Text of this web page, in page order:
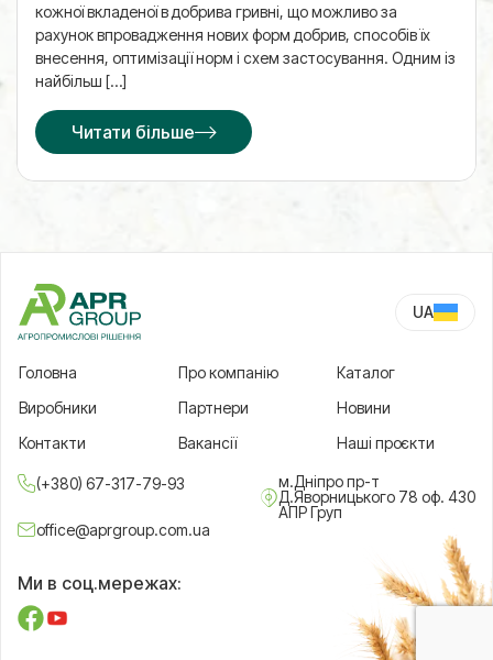
кожної вкладеної в добрива гривні, що можливо за
рахунок впровадження нових форм добрив, способів їх
внесення, оптимізації норм і схем застосування. Одним із
найбільш […]
Читати більше
UA
Головна
Про компанію
Каталог
Виробники
Партнери
Новини
Контакти
Вакансії Наші проєкти
(+380) 67-317-79-93
office@aprgroup.com.ua
м.Дніпро пр-т
Д.Яворницького 78 оф. 430
АПР Груп
Ми в соц.мережах: